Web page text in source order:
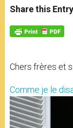
t
s
p
p
s
e
g
e
e
b
o
k
Share this Entry
Chers frères et
Comme je le